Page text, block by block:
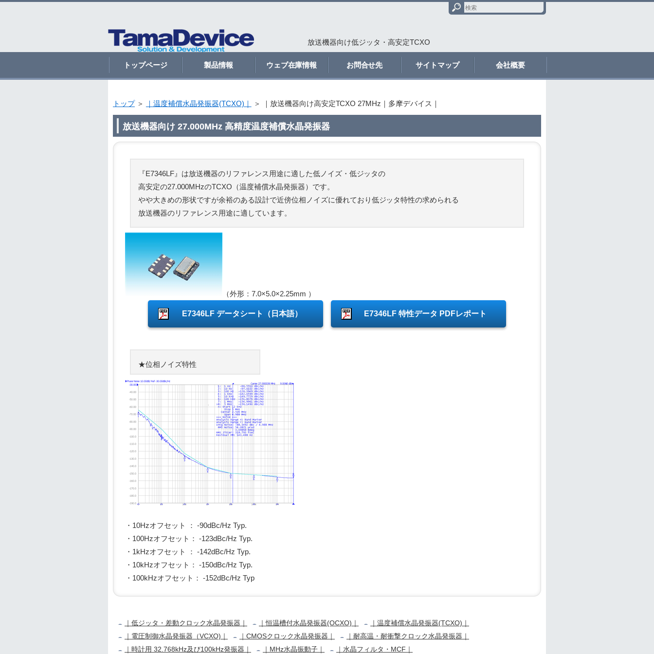
放送機器向け低ジッタ・高安定TCXO
トップページ 製品情報 ウェブ在庫情報 お問合せ先 サイトマップ 会社概要
トップ＞ ｜温度補償水晶発振器(TCXO)｜ ＞ ｜放送機器向け高安定TCXO 27MHz｜多摩デバイス｜
放送機器向け 27.000MHz 高精度温度補償水晶発振器
『E7346LF』は放送機器のリファレンス用途に適した低ノイズ・低ジッタの
高安定の27.000MHzのTCXO（温度補償水晶発振器）です。
やや大きめの形状ですが余裕のある設計で近傍位相ノイズに優れており低ジッタ特性の求められる
放送機器のリファレンス用途に適しています。
（外形：7.0×5.0×2.25mm ）
E7346LF データシート（日本語） E7346LF 特性データ PDFレポート
★位相ノイズ特性
・10Hzオフセット ： -90dBc/Hz Typ.
・100Hzオフセット： -123dBc/Hz Typ.
・1kHzオフセット ： -142dBc/Hz Typ.
・10kHzオフセット： -150dBc/Hz Typ.
・100kHzオフセット： -152dBc/Hz Typ
｜低ジッタ・差動クロック水晶発振器｜ ｜恒温槽付水晶発振器(OCXO)｜
｜温度補償水晶発振器(TCXO)｜
｜電圧制御水晶発振器（VCXO)｜
｜CMOSクロック水晶発振器｜
｜耐高温・耐衝撃クロック水晶発振器｜
｜時計用 32.768kHz及び100kHz発振器｜
｜MHz水晶振動子｜ ｜水晶フィルタ・MCF｜